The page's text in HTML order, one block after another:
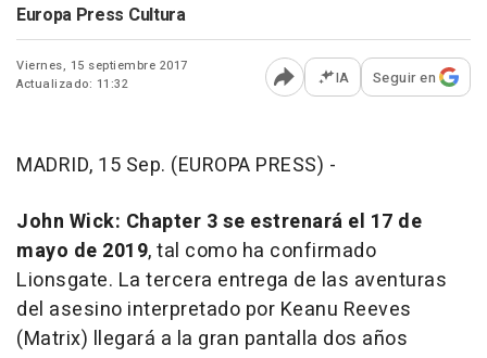
Europa Press Cultura
Viernes, 15 septiembre 2017
Actualizado: 11:32
Abrir opciones para
IA Seguir en
MADRID, 15 Sep. (EUROPA PRESS) -
John Wick: Chapter 3se estrenará el 17 de
mayo de 2019, tal como ha confirmado
Lionsgate. La tercera entrega de las aventuras
del asesino interpretado por Keanu Reeves
(Matrix) llegará a la gran pantalla dos años